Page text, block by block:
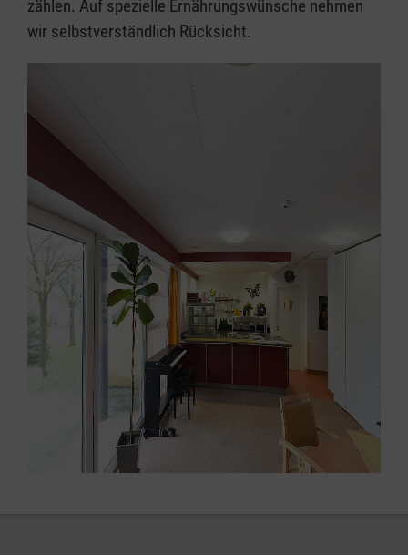
zählen. Auf spezielle Ernährungswünsche nehmen
wir selbstverständlich Rücksicht.